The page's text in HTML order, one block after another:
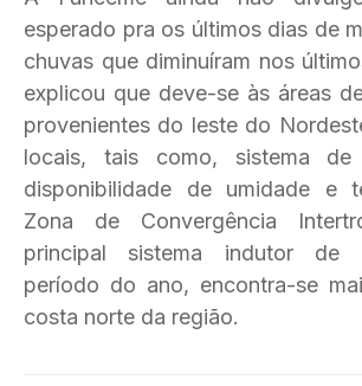
esperado pra os últimos dias de
chuvas que diminuíram nos
explicou que deve-se às áreas
provenientes do leste do
locais, tais como, sistema de
disponibilidade de umidade e
Zona de Convergência
principal sistema indutor de
período do ano, encontra-se
costa norte da região.